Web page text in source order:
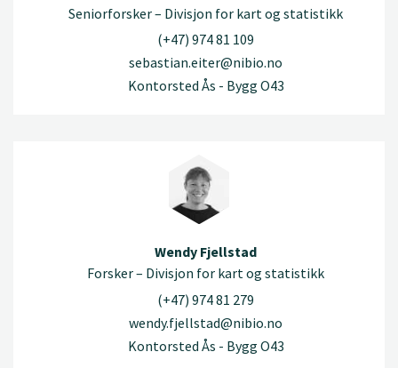
Seniorforsker – Divisjon for kart og statistikk
(+47) 974 81 109
sebastian.eiter@nibio.no
Kontorsted Ås - Bygg O43
Wendy Fjellstad
Forsker – Divisjon for kart og statistikk
(+47) 974 81 279
wendy.fjellstad@nibio.no
Kontorsted Ås - Bygg O43